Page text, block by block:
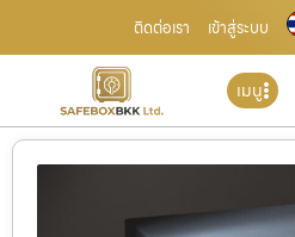
ติดต่อเรา เข้าสู่ระบบ
เมนู